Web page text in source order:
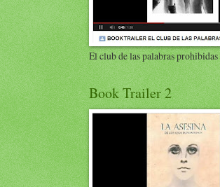
El club de las palabras prohibidas
Book Trailer 2